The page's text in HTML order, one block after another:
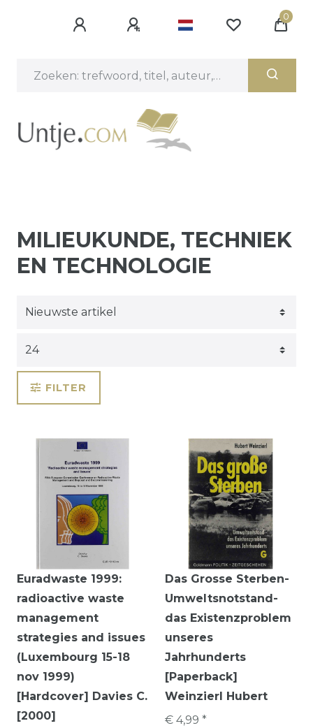
0
MILIEUKUNDE, TECHNIEK
EN TECHNOLOGIE
FILTER
Euradwaste 1999:
radioactive waste
management
strategies and issues
(Luxembourg 15-18
nov 1999)
[Hardcover] Davies C.
[2000]
Das Grosse Sterben-
Umweltsnotstand-
das Existenzproblem
unseres
Jahrhunderts
[Paperback]
Weinzierl Hubert
€ 4,99 *